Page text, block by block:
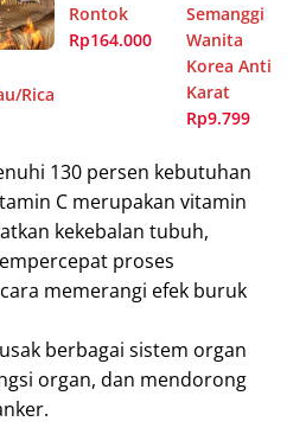
Rica
Rontok
Rp164.000
Semanggi
Wanita
Korea Anti
Karat
Rp9.799
130 persen kebutuhan
C merupakan vitamin
kekebalan tubuh,
proses
memerangi efek buruk
berbagai sistem organ
organ, dan mendorong